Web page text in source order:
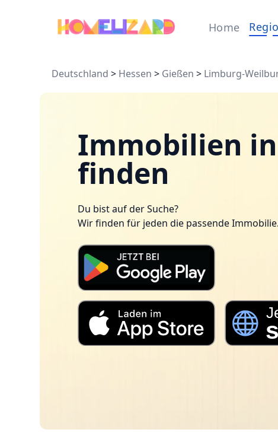
Home
Deutschland > Hessen > Gießen > Limburg-
Immobilien
finden
Du bist auf der Suche?
Wir finden für jeden die passende Immobilie.